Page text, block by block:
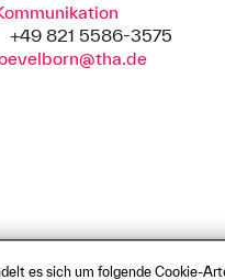
es sich um folgende Cookie-
+49 821 5586-3575